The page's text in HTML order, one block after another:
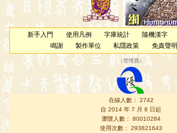
新手入門 使用凡例 字庫統計 隨機漢字
鳴謝
製作單位 私隱政策 免責聲明
（管理員 ）
在線人數： 2742
自 2014 年 7 月 8 日起
瀏覽人數： 80010284
使用次數： 293821643